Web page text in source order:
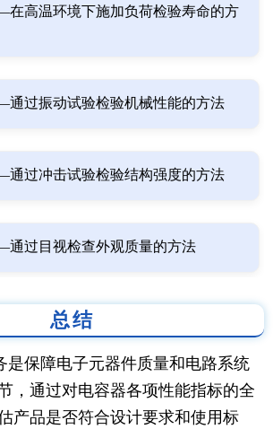
高温环境下施加负荷检验寿命的方
过振动试验检验机械性能的方法
过冲击试验检验结构强度的方法
过目视检查外观质量的方法
总结
是保障电子元器件质量和电路系统
，通过对电容器各项性能指标的全
产品是否符合设计要求和使用标